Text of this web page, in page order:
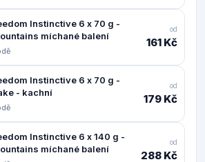
Instinctive 6 x 70 g -
míchané balení
od
161 Kč
Instinctive 6 x 70 g -
- kachní
od
179 Kč
Instinctive 6 x 140 g -
míchané balení
od
288 Kč